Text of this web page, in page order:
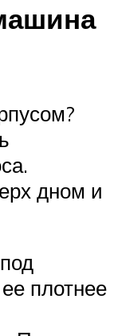
дном и
плотнее